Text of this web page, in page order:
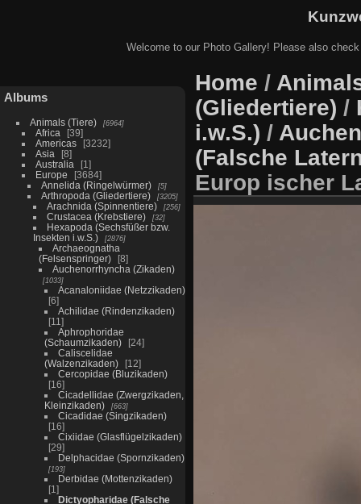
Welcome to our Photo Gallery! Please also
Albums
Animals (Tiere) 6964
Africa
39
Americas
3232
Asia
8
Australia
1
Europe
3684
Annelida (Ringelwürmer)
5
Arthropoda (Gliedertiere) 3205
Arachnida (Spinnentiere) 256
Crustacea (Krebstiere) 32
Hexapoda (Sechsfüßer bzw.
Insekten i.w.S.)
2876
Archaeognatha
(Felsenspringer)
8
Auchenorrhyncha (Zikaden)
1033
Acanaloniidae (Netzzikaden)
6
Achilidae (Rindenzikaden)
11
Aphrophoridae
(Schaumzikaden)
24
Caliscelidae
(Walzenzikaden)
12
Cercopidae (Bluzikaden)
16
Cicadellidae (Zwergzikaden,
Kleinzikaden)
663
Cicadidae (Singzikaden)
16
Cixiidae (Glasflügelzikaden)
29
Delphacidae (Spornzikaden)
193
Derbidae (Mottenzikaden)
1
Dictyopharidae (Falsche
Home /
(Gliedertiere) /
i.w.S.) /
(Falsche
Europ ischer